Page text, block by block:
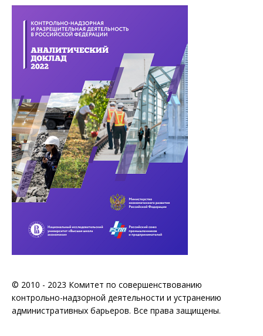
© 2010 - 2023 Комитет по совершенствованию
контрольно-надзорной деятельности и устранению
административных барьеров. Все права защищены.